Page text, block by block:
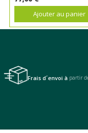
Ajouter au panier
Frais d´envoi à partir